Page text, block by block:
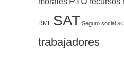
RMF SAT Seguro social
trabajadores